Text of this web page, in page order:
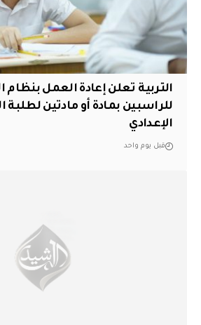
التربية تعلن إعادة العمل بنظام
للراسبين بمادة أو مادتين
الإعدادي
قبل يوم واحد